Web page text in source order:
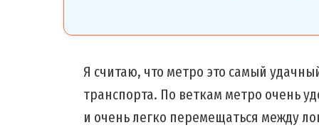
Я считаю, что метро это самый
транспорта. По веткам метро очень
и очень легко перемещаться между